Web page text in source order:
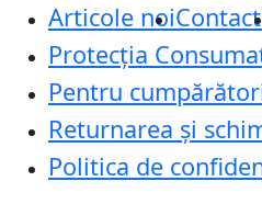
Articole noi
Protecţia
Pentru
Returnarea și
Politica de